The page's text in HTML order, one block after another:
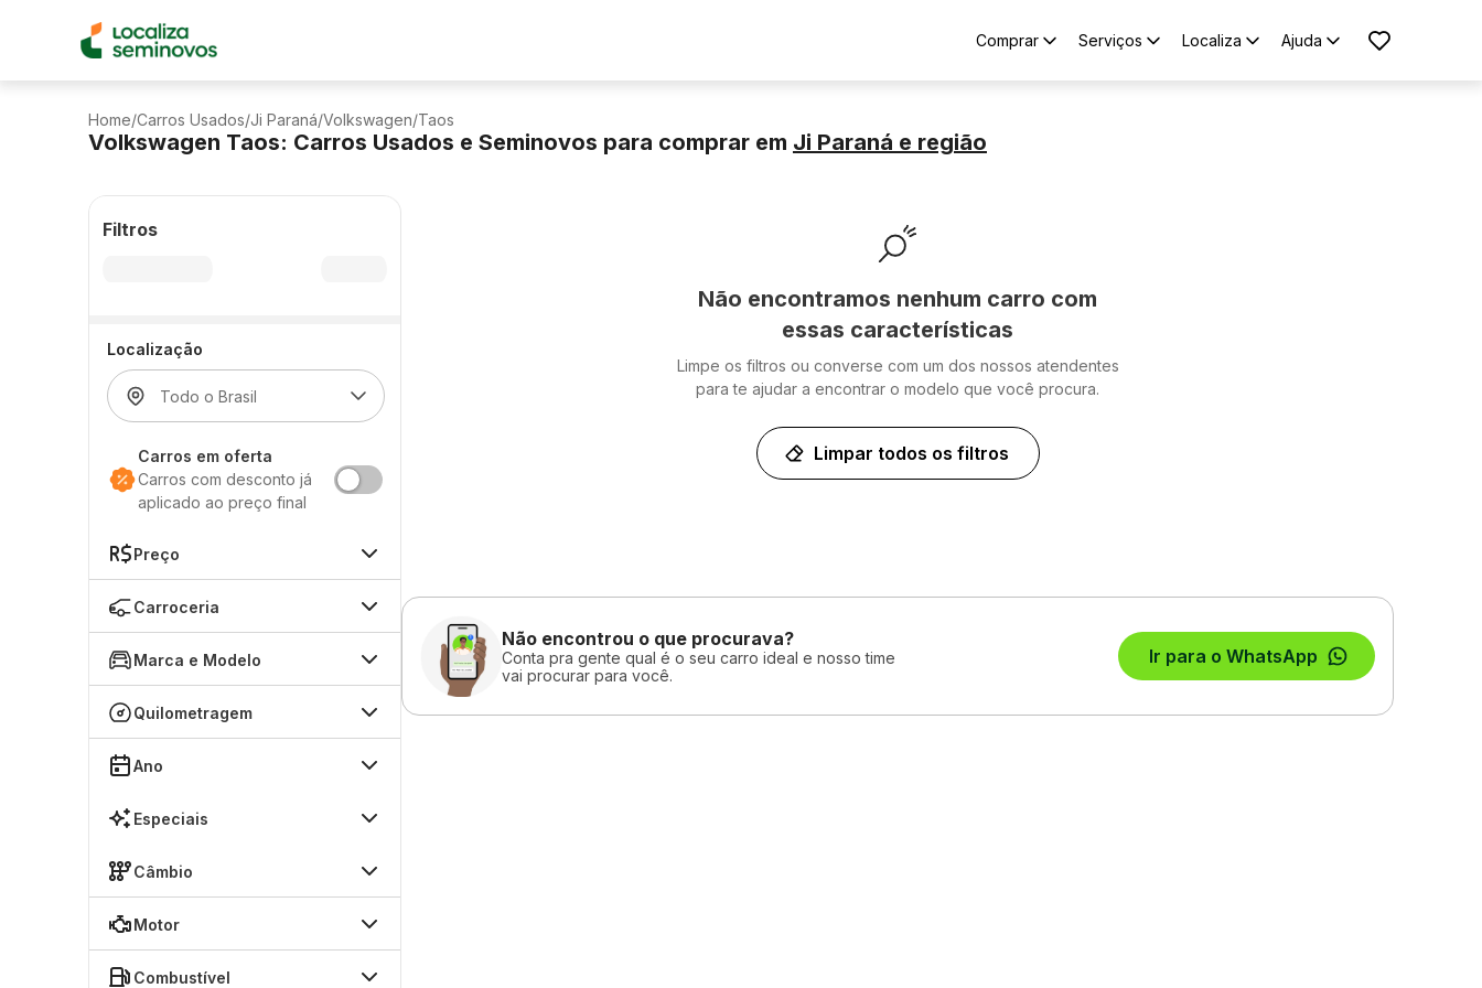
Comprar Serviços Localiza Ajuda
Home/Carros Usados/Ji Paraná/Volkswagen/Taos
Volkswagen Taos: Carros Usados e Seminovos para comprar em Ji Paraná e região
Filtros
Localização
Carros em oferta
Carros com desconto já
aplicado ao preço final
Preço
Carroceria
Marca e Modelo
Quilometragem
Ano
Especiais
Câmbio
Motor
Combustível
Não encontramos nenhum carro com
essas características
Limpe os filtros ou converse com um dos nossos atendentes
para te ajudar a encontrar o modelo que você procura.
Limpar todos os filtros
Não encontrou o que procurava?
Conta pra gente qual é o seu carro ideal e nosso time
vai procurar para você.
Ir para o WhatsApp